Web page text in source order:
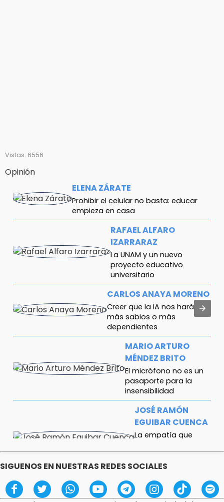
Vistas: 6556
Opinión
ELENA ZÁRATE
Prohibir el celular no basta: educar
empieza en casa
RAFAEL ALFARO
IZARRARAZ
La UNAM y un nuevo
proyecto educativo
universitario
CARLOS ANAYA MORENO
Creer que la IA nos hará
más sabios o más
dependientes
MARIO ARTURO
MÉNDEZ BRITO
El micrófono no es un
pasaporte para la
insensibilidad
JOSÉ RAMÓN
EGUIBAR CUENCA
La empatía que
depende de cómo
dormimos
JOSÉL MOCTEZUMA
Armenta no solapará
SIGUENOS EN NUESTRAS REDES SOCIALES